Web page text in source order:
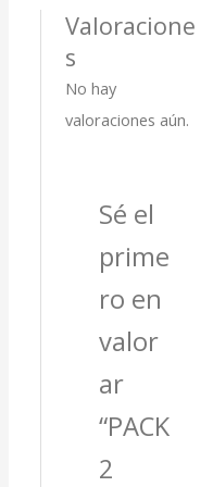
Valoracione
s
No hay
valoraciones aún.
Sé el
prime
ro en
valor
ar
“PACK
2